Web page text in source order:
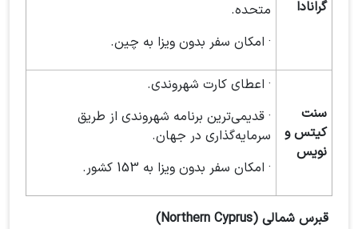
گرانادا
متحده.
· امکان سفر بدون ویزا به چین.
سنت
کیتس و
نویس
· اعطای کارت شهروندی.
· قدیمی‌ترین برنامه شهروندی از طریق
سرمایه‌گذاری در جهان.
· امکان سفر بدون ویزا به 153 کشور.
قبرس شمالی (Northern Cyprus)